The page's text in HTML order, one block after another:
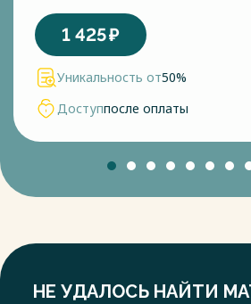
1 425₽
Уникальность от50%
Доступпосле оплаты
НЕ УДАЛОСЬ НАЙТИ